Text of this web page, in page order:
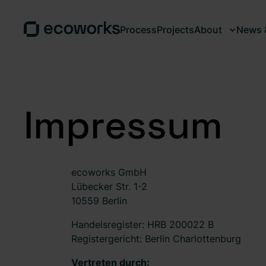
ProcessProjectsAbout News
Impressum
ecoworks GmbH
Lübecker Str. 1-2
10559 Berlin
Handelsregister: HRB 200022 B
Registergericht: Berlin Charlottenburg
Vertreten durch: